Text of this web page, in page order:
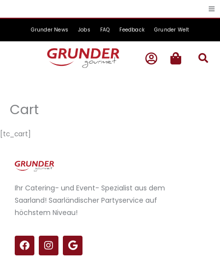
Inhalt
Grunder News Jobs FAQ Feedback Grunder Welt
Cart
[tc_cart]
Ihr Catering- und Event- Spezialist aus dem
Saarland! Saarländischer Partyservice auf
höchstem Niveau!
F
a
c
I
n
s
G
o
o